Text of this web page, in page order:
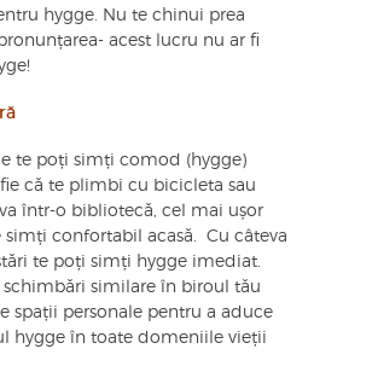
hygge. Nu te chinui prea
acest lucru nu ar fi
te poți simți comod (hygge)
că te plimbi cu bicicleta sau
într-o bibliotecă, cel mai ușor
simți confortabil acasă. Cu câteva
te poți simți hygge imediat.
schimbări similare în biroul tău
spații personale pentru a aduce
hygge în toate domeniile vieții